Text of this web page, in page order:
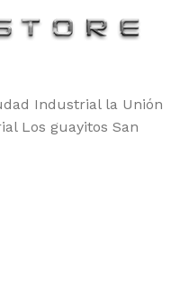
Industrial la Unión
Los guayitos San